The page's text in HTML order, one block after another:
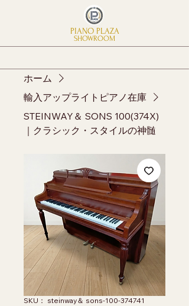
SHOWROOM
PIANO PLAZA
ホーム
輸入アップライトピアノ在庫
STEINWAY＆ SONS 100(374X)
｜クラシック・スタイルの神髄
SKU： steinway＆ sons-100-374741